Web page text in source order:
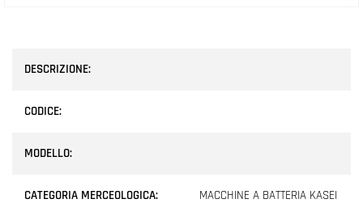
DESCRIZIONE:
CODICE:
MODELLO:
CATEGORIA MERCEOLOGICA: MACCHINE A BATTERIA KASEI